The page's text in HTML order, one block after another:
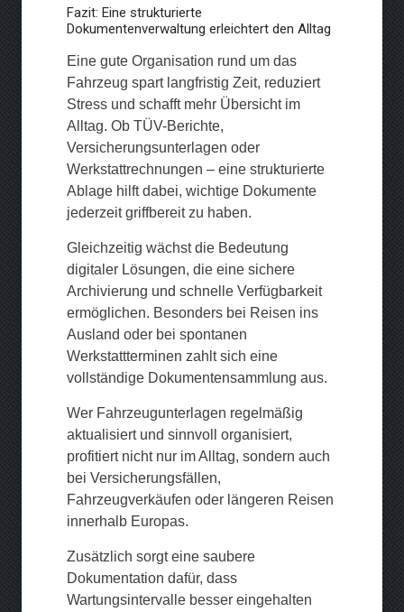
Fazit: Eine strukturierte
Dokumentenverwaltung erleichtert den Alltag
Eine gute Organisation rund um das
Fahrzeug spart langfristig Zeit, reduziert
Stress und schafft mehr Übersicht im
Alltag. Ob TÜV-Berichte,
Versicherungsunterlagen oder
Werkstattrechnungen – eine strukturierte
Ablage hilft dabei, wichtige Dokumente
jederzeit griffbereit zu haben.
Gleichzeitig wächst die Bedeutung
digitaler Lösungen, die eine sichere
Archivierung und schnelle Verfügbarkeit
ermöglichen. Besonders bei Reisen ins
Ausland oder bei spontanen
Werkstattterminen zahlt sich eine
vollständige Dokumentensammlung aus.
Wer Fahrzeugunterlagen regelmäßig
aktualisiert und sinnvoll organisiert,
profitiert nicht nur im Alltag, sondern auch
bei Versicherungsfällen,
Fahrzeugverkäufen oder längeren Reisen
innerhalb Europas.
Zusätzlich sorgt eine saubere
Dokumentation dafür, dass
Wartungsintervalle besser eingehalten